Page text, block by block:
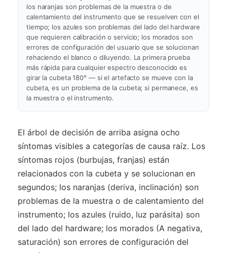
los naranjas son problemas de la muestra o de
calentamiento del instrumento que se resuelven con el
tiempo; los azules son problemas del lado del hardware
que requieren calibración o servicio; los morados son
errores de configuración del usuario que se solucionan
rehaciendo el blanco o diluyendo. La primera prueba
más rápida para cualquier espectro desconocido es
girar la cubeta 180° — si el artefacto se mueve con la
cubeta, es un problema de la cubeta; si permanece, es
la muestra o el instrumento.
El árbol de decisión de arriba asigna ocho
síntomas visibles a categorías de causa raíz. Los
síntomas rojos (burbujas, franjas) están
relacionados con la cubeta y se solucionan en
segundos; los naranjas (deriva, inclinación) son
problemas de la muestra o de calentamiento del
instrumento; los azules (ruido, luz parásita) son
del lado del hardware; los morados (A negativa,
saturación) son errores de configuración del